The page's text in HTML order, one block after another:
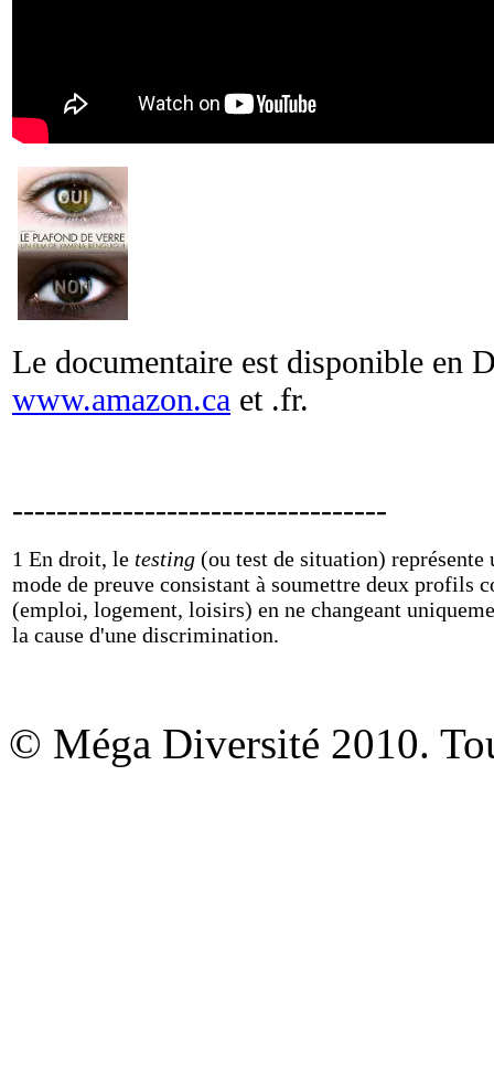
Le documentaire est disponible en
www.amazon.ca et .fr.
----------------------------------
1 En droit, le testing (ou test de situation) représente
mode de preuve consistant à soumettre deux profils
(emploi, logement, loisirs) en ne changeant
la cause d'une discrimination.
© Méga Diversité 2010.